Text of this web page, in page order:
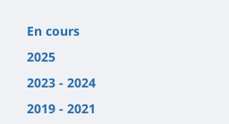
En cours
2025
2023 - 2024
2019 - 2021